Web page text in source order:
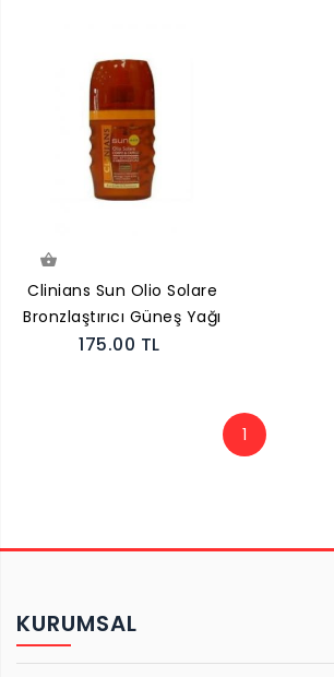
Clinians Sun Olio Solare
Bronzlaştırıcı Güneş Yağı
150 ML
175.00 TL
1
KURUMSAL